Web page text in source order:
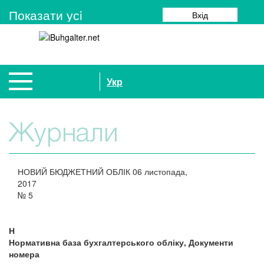
Показати усi Вхід
Укр
Журнали
НОВИЙ БЮДЖЕТНИЙ ОБЛІК 06 листопада,
2017
№ 5
Н
Нормативна база бухгалтерського обліку, Документи
номера